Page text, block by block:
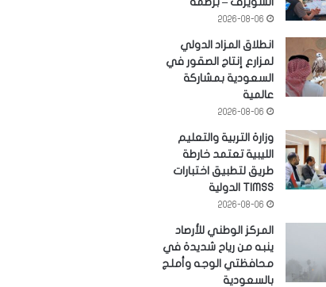
2026-08-06
انطلاق المزاد الدولي
لمزارع إنتاج الصقور في
السعودية بمشاركة
عالمية
2026-08-06
وزارة التربية والتعليم
الليبية تعتمد خارطة
طريق لتطبيق اختبارات
TIMSS الدولية
2026-08-06
المركز الوطني للأرصاد
ينبه من رياح شديدة في
محافظتي الوجه وأملج
بالسعودية